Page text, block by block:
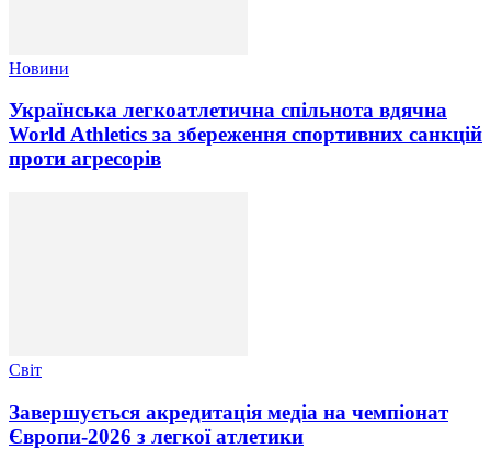
Новини
Українська легкоатлетична спільнота вдячна
World Athletics за збереження спортивних санкцій
проти агресорів
Світ
Завершується акредитація медіа на чемпіонат
Європи-2026 з легкої атлетики